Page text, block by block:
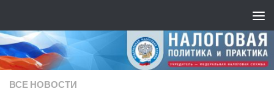
ВСЕ НОВОСТИ